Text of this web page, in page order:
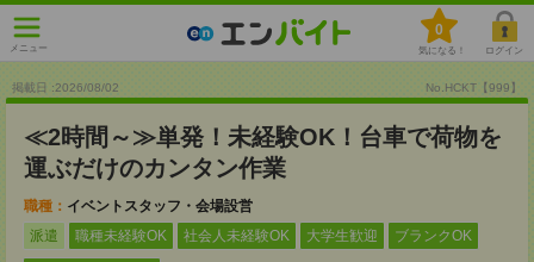
メニュー
0
気になる！ ログイン
掲載日 :2026/08/02 No.HCKT【999】
≪2時間～≫単発！未経験OK！台車で荷物を
運ぶだけのカンタン作業
職種： イベントスタッフ・会場設営
派遣
職種未経験OK 社会人未経験OK 大学生歓迎 ブランクOK